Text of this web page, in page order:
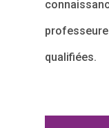
qualifiées.